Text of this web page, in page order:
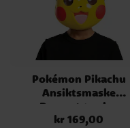
Pokémon Pikachu
Ansiktsmaske
Barnestørrelse
Pris :kr 169,00
kr 169,00